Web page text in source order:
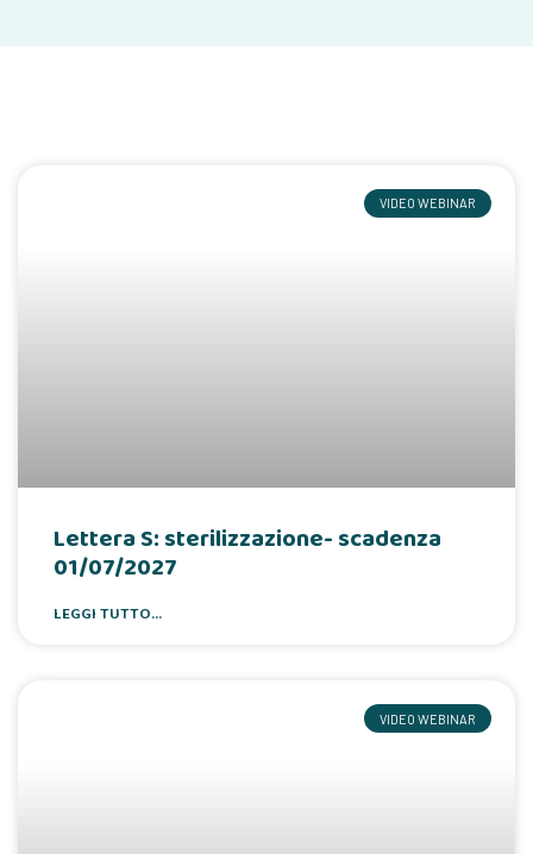
VIDEO WEBINAR
Lettera S: sterilizzazione- scadenza
01/07/2027
LEGGI TUTTO...
VIDEO WEBINAR